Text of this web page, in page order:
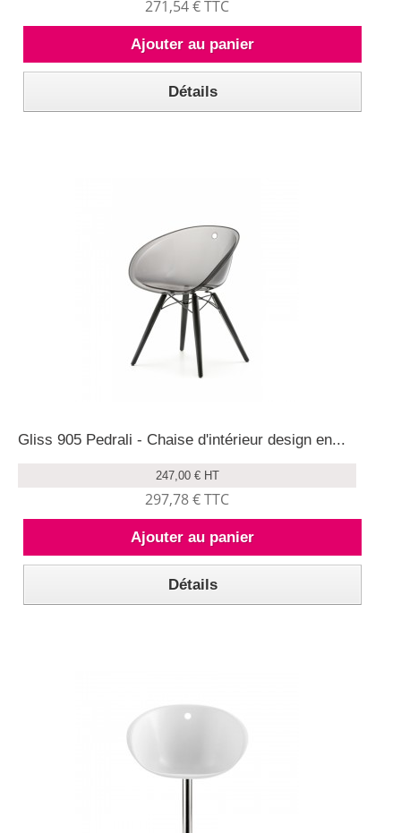
271,54 € TTC
Ajouter au panier
Détails
Gliss 905 Pedrali - Chaise d'intérieur design en...
247,00 € HT
297,78 € TTC
Ajouter au panier
Détails